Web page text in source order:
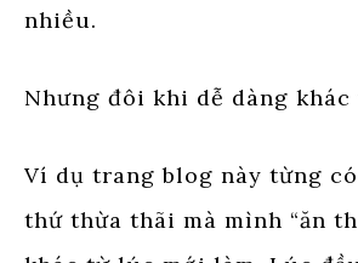
nhiều.
Nhưng đôi khi dễ dàng khác
Ví dụ trang blog này từng
thứ thừa thãi mà mình “ăn